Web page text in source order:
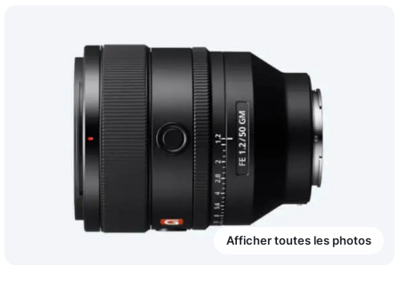
Afficher toutes les photos